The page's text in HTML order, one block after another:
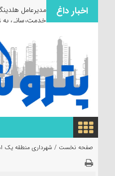
اخبار داغ
مدیرعامل
خدمت‌رسانی به
صفحه نخست / شهرداری منطقه یک